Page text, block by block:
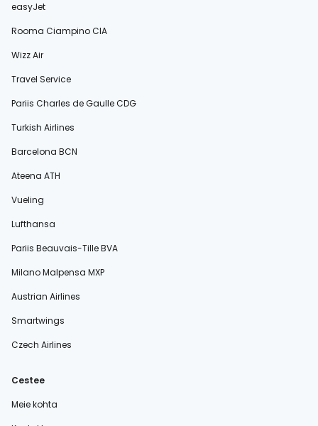
easyJet
Rooma Ciampino CIA
Wizz Air
Travel Service
Pariis Charles de Gaulle CDG
Turkish Airlines
Barcelona BCN
Ateena ATH
Vueling
Lufthansa
Pariis Beauvais-Tille BVA
Milano Malpensa MXP
Austrian Airlines
Smartwings
Czech Airlines
Cestee
Meie kohta